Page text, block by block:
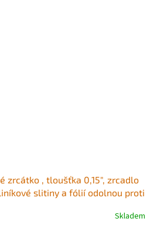
zrcátko , tloušťka 0,15", zrcadlo
slitiny a fólií odolnou proti
ložnice/obývacího pokoje
Skladem